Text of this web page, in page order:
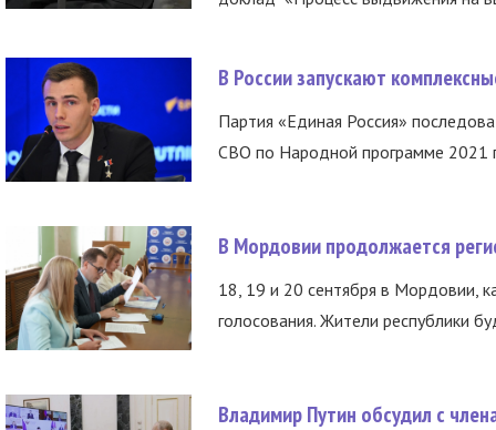
В России запускают
Партия «Единая Россия»
СВО по Народной программе 2021
В Мордовии продолжается
18, 19 и 20 сентября в Мордовии,
голосования. Жители республики
Владимир Путин обсудил с